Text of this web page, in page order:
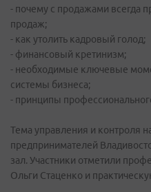
- почему с продажами всегда
продаж;
- как утолить кадровый голод;
- финансовый кретинизм;
- необходимые ключевые
системы бизнеса;
- принципы
Тема управления и контроля
предпринимателей
зал. Участники отметили
Ольги Стаценко и